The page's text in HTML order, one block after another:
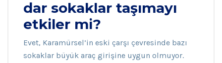
dar sokaklar taşımayı
etkiler mi?
Evet, Karamürsel’in eski çarşı çevresinde bazı
sokaklar büyük araç girişine uygun olmuyor.